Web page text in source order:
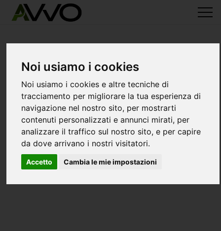
Noi usiamo i cookies
Noi usiamo i cookies e altre tecniche di
tracciamento per migliorare la tua esperienza di
navigazione nel nostro sito, per mostrarti
contenuti personalizzati e annunci mirati, per
analizzare il traffico sul nostro sito, e per capire
da dove arrivano i nostri visitatori.
Accetto Cambia le mie impostazioni